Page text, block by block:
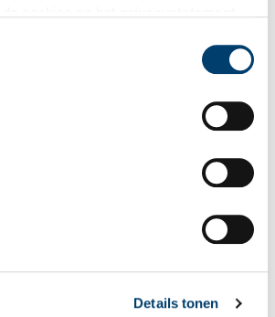
Details tonen
blijven van de mooiste verhalen en het